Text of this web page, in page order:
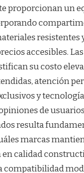
proporcionan un
resistentes
accesibles.
su costo
atención
y
de usuarios
resulta
marcas
calidad
compatibilidad